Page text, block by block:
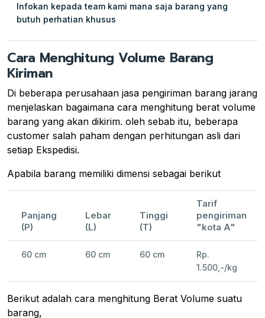
Infokan kepada team kami mana saja barang yang
butuh perhatian khusus
Cara Menghitung Volume Barang
Kiriman
Di beberapa perusahaan jasa pengiriman barang jarang
menjelaskan bagaimana cara menghitung berat volume
barang yang akan dikirim. oleh sebab itu, beberapa
customer salah paham dengan perhitungan asli dari
setiap Ekspedisi.
Apabila barang memiliki dimensi sebagai berikut
Panjang
(P)
Lebar
(L)
Tinggi
(T)
Tarif
pengiriman
"kota A"
60 cm 60 cm 60 cm
Rp.
1.500,-/kg
Berikut adalah cara menghitung Berat Volume suatu
barang,